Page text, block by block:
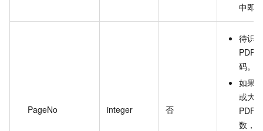
中即
PageNo integer 否
待识
PDF/
码。
如果
或大于
PDF/
数，